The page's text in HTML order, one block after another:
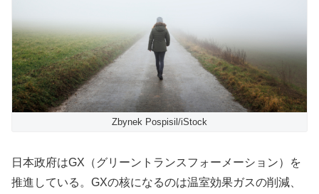
Zbynek Pospisil/iStock
日本政府はGX（グリーントランスフォーメーション）を
推進している。GXの核になるのは温室効果ガスの削減、